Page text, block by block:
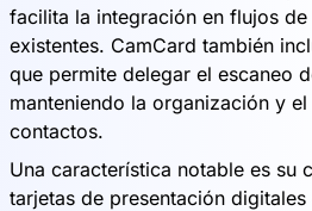
facilita la integración en flujos
existentes. CamCard también
que permite delegar el escaneo
manteniendo la organización y
contactos.
Una característica notable es su
tarjetas de presentación digitales